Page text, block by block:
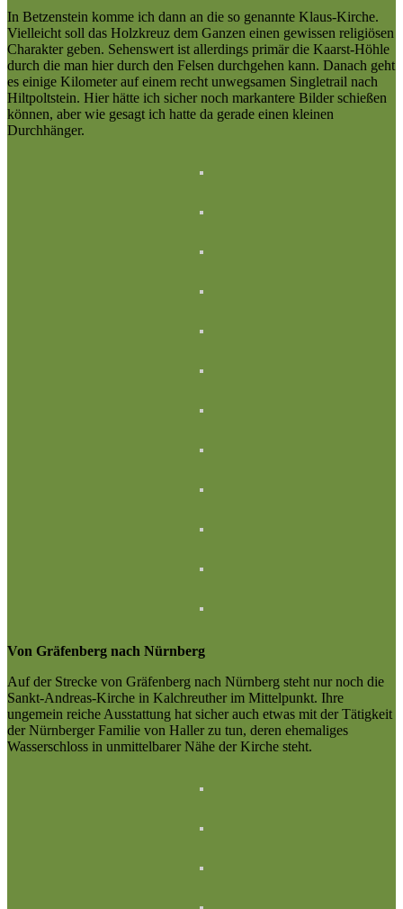
In Betzenstein komme ich dann an die so genannte Klaus-Kirche.
Vielleicht soll das Holzkreuz dem Ganzen einen gewissen religiösen
Charakter geben. Sehenswert ist allerdings primär die Kaarst-Höhle
durch die man hier durch den Felsen durchgehen kann. Danach geht
es einige Kilometer auf einem recht unwegsamen Singletrail nach
Hiltpoltstein. Hier hätte ich sicher noch markantere Bilder schießen
können, aber wie gesagt ich hatte da gerade einen kleinen
Durchhänger.
Von Gräfenberg nach Nürnberg
Auf der Strecke von Gräfenberg nach Nürnberg steht nur noch die
Sankt-Andreas-Kirche in Kalchreuther im Mittelpunkt. Ihre
ungemein reiche Ausstattung hat sicher auch etwas mit der Tätigkeit
der Nürnberger Familie von Haller zu tun, deren ehemaliges
Wasserschloss in unmittelbarer Nähe der Kirche steht.